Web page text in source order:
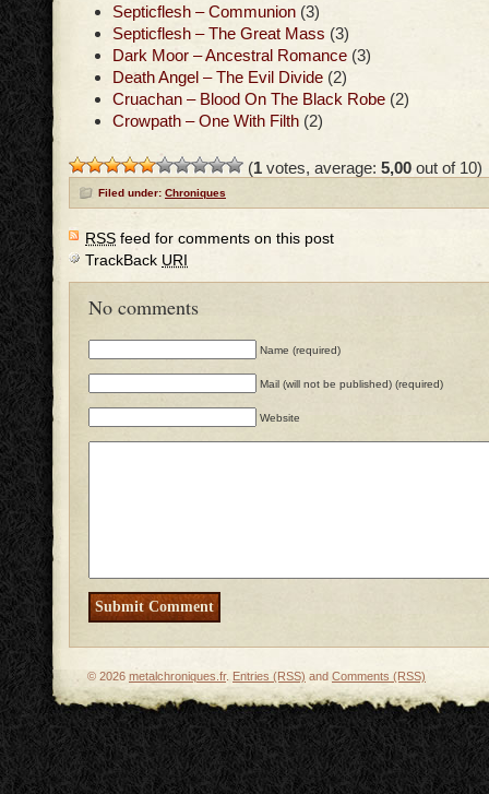
Septicflesh – Communion (3)
Septicflesh – The Great Mass (3)
Dark Moor – Ancestral Romance (3)
Death Angel – The Evil Divide (2)
Cruachan – Blood On The Black Robe (2)
Crowpath – One With Filth (2)
(1 votes, average: 5,00 out of 10)
Filed under: Chroniques
RSS feed for comments on this post
TrackBack URI
No comments
Name (required)
Mail (will not be published) (required)
Website
© 2026 metalchroniques.fr. Entries (RSS) and Comments (RSS)